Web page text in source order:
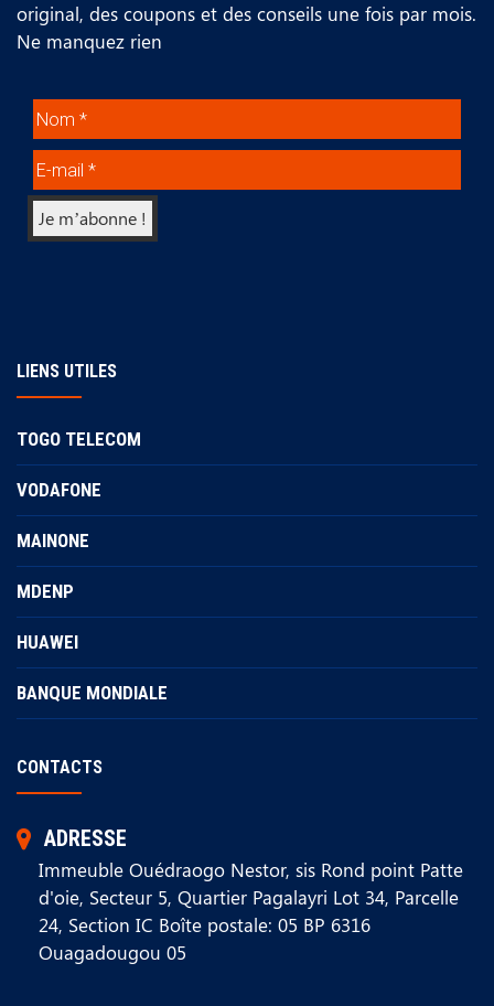
original, des coupons et des conseils une fois par mois.
Ne manquez rien
LIENS UTILES
TOGO TELECOM
VODAFONE
MAINONE
MDENP
HUAWEI
BANQUE MONDIALE
CONTACTS
ADRESSE
Immeuble Ouédraogo Nestor, sis Rond point Patte
d'oie, Secteur 5, Quartier Pagalayri Lot 34, Parcelle
24, Section IC Boîte postale: 05 BP 6316
Ouagadougou 05